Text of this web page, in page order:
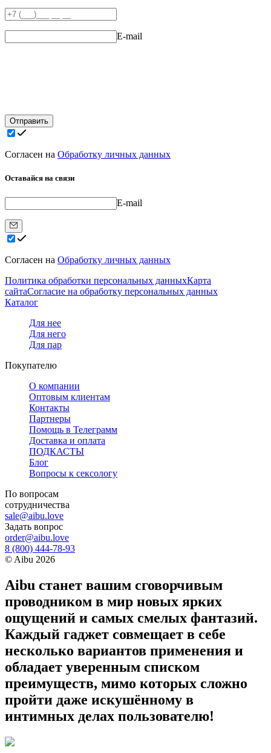
E-mail
Отправить
Согласен на Обработку личных данных
Оставайся на связи
E-mail
Согласен на Обработку личных данных
Политика обработки персональных данныхКарта
сайтаСогласие на обработку персональных данных
Каталог
Для нее
Для него
Для пар
Покупателю
О компании
Оптовым клиентам
Контакты
Партнеры
Помощь в Телеграмм
Доставка и оплата
ПОДКАСТЫ
Блог
Вопросы к сексологу
По вопросам
сотрудничества
sale@aibu.love
Задать вопрос
order@aibu.love
8 (800) 444-78-93
© Aibu 2026
Aibu станет вашим сговорчивым
проводником в мир новых ярких
ощущений и самых смелых фантазий.
Каждый гаджет совмещает в себе
несколько вариантов применения и
обладает уверенным списком
преимуществ, мимо которых сложно
пройти даже искушённому в
интимных делах пользователю!